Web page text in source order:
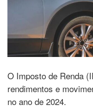
O Imposto de Renda
rendimentos e
no ano de 2024.